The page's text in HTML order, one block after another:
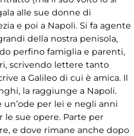
alle sue donne di
e poi a Napoli. Si fa agente
della nostra penisola,
perfino famiglia e parenti,
scrivendo lettere tanto
a Galileo di cui è amica. Il
la raggiunge a Napoli.
per lei e negli anni
le sue opere. Parte per
e dove rimane anche dopo